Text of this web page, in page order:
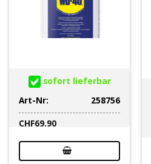
sofort lieferbar
Art-Nr:
258756
CHF69.90